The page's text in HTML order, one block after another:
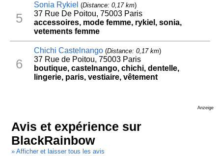
5
Sonia Rykiel (Distance: 0,17 km)
37 Rue De Poitou, 75003 Paris
accessoires, mode femme, rykiel, sonia,
vetements femme
6
Chichi Castelnango(Distance: 0,17 km)
37 Rue de Poitou, 75003 Paris
boutique, castelnango, chichi, dentelle,
lingerie, paris, vestiaire, vêtement
Anzeige
Avis et expérience sur
BlackRainbow
» Afficher et laisser tous les avis